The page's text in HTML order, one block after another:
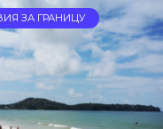
ЗА ГРАНИЦУ